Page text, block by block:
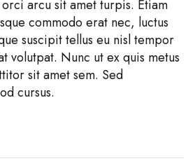
arcu sit amet turpis. Etiam
commodo erat nec, luctus
suscipit tellus eu nisl tempor
volutpat. Nunc ut ex quis metus
sit amet sem. Sed
cursus.